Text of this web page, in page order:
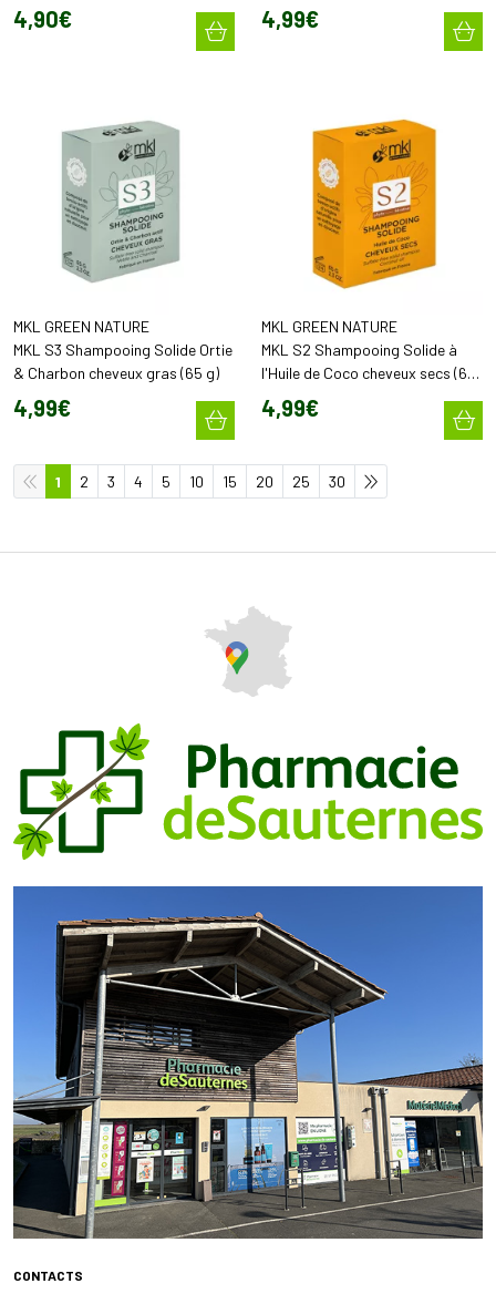
4,90€ Cheveux (100 ml)
4,99€
MKL GREEN NATURE
MKL S3 Shampooing Solide Ortie
& Charbon cheveux gras (65 g)
4,99€
MKL GREEN NATURE
MKL S2 Shampooing Solide à
l'Huile de Coco cheveux secs (65
g)
4,99€
1 2 3 4 5 10 15 20 25 30
CONTACTS